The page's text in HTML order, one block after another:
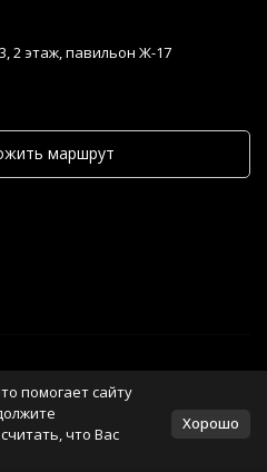
2 этаж, павильон Ж-17
маршрут
помогает сайту
что Вас
Хорошо